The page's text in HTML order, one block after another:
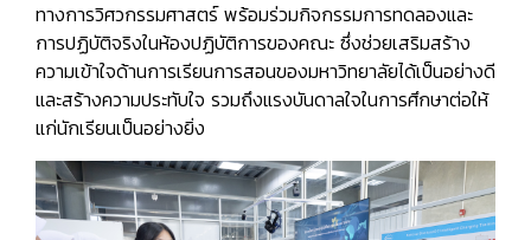
ทางการวิศวกรรมศาสตร์ พร้อมร่วมกิจกรรมการทดลองและ
การปฏิบัติจริงในห้องปฏิบัติการของคณะ ซึ่งช่วยเสริมสร้าง
ความเข้าใจด้านการเรียนการสอนของมหาวิทยาลัยได้เป็นอย่างดี
และสร้างความประทับใจ รวมถึงแรงบันดาลใจในการศึกษาต่อให้
แก่นักเรียนเป็นอย่างยิ่ง